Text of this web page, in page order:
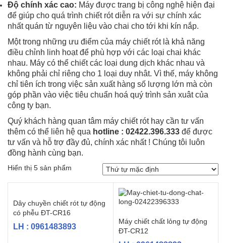
Độ chính xác cao: Máy được trang bị công nghệ hiện đại
để giúp cho quá trình chiết rót diễn ra với sự chính xác
nhất quán từ nguyên liệu vào chai cho tới khi kín nắp.
Một trong những ưu điểm của máy chiết rót là khả năng
điều chỉnh linh hoạt để phù hợp với các loại chai khác
nhau. Máy có thể chiết các loại dung dịch khác nhau và
không phải chỉ riêng cho 1 loại duy nhât. Vì thế, máy không
chỉ tiên ích trong việc sản xuất hàng số lượng lớn mà còn
góp phần vào việc tiêu chuẩn hoá quý trình sản xuât của
công ty bạn.
Quý khách hàng quan tâm máy chiết rót hay cần tư vấn
thêm có thể liên hệ qua hotline : 02422.396.333 để được
tư vấn và hỗ trợ đầy đủ, chính xác nhất ! Chúng tôi luôn
đồng hành cùng bạn.
Hiển thị 5 sản phẩm
Dây chuyền chiết rót tự động
có phễu ĐT-CR16
LH : 0961483893
Máy chiết chất lỏng tự động
ĐT-CR12